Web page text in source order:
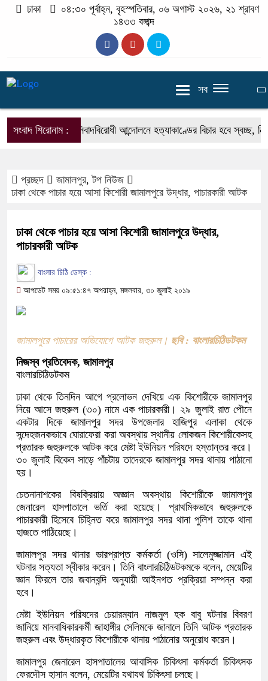
ঢাকা
০৪:৩০ পূর্বাহ্ন, বৃহস্পতিবার, ০৬ অগাস্ট ২০২৬, ২১ শ্রাবণ
১৪৩৩ বঙ্গাব্দ
সব
সংবাদ শিরোনাম :ফ্যাসিবাদবিরোধী আন্দোলনে হত্যাকাণ্ডের বিচার হবে স্বচ্ছ,
প্রচ্ছদ জামালপুর,টপ নিউজ
ঢাকা থেকে পাচার হয়ে আসা কিশোরী জামালপুরে উদ্ধার, পাচারকারী আটক
ঢাকা থেকে পাচার হয়ে আসা কিশোরী জামালপুরে উদ্ধার,
পাচারকারী আটক
বাংলার চিঠি ডেস্ক :
আপডেট সময় ০৯:৫১:৪৭ অপরাহ্ন, মঙ্গলবার, ৩০ জুলাই ২০১৯
জামালপুরে পাচারের অভিযোগে আটক জহুরুল। ছবি : বাংলারচিঠিডটকম
নিজস্ব প্রতিবেদক, জামালপুর
বাংলারচিঠিডটকম
ঢাকা থেকে তিনদিন আগে প্রলোভন দেখিয়ে এক কিশোরীকে জামালপুর
নিয়ে আসে জহুরুল (৩০) নামে এক পাচারকারী। ২৯ জুলাই রাত পৌনে
একটার দিকে জামালপুর সদর উপজেলার হাজিপুর এলাকা থেকে
সন্দেহজনকভাবে ঘোরাফেরা করা অবস্থায় স্থানীয় লোকজন কিশোরীকেসহ
প্রতারক জহুরুলকে আটক করে মেষ্টা ইউনিয়ন পরিষদে হস্তান্তর করে।
৩০ জুলাই বিকেল সাড়ে পাঁচটায় তাদেরকে জামালপুর সদর থানায় পাঠানো
হয়।
চেতনানাশকের বিষক্রিয়ায় অজ্ঞান অবস্থায় কিশোরীকে জামালপুর
জেনারেল হাসপাতালে ভর্তি করা হয়েছে। প্রাথমিকভাবে জহুরুলকে
পাচারকারী হিসেবে চিহ্নিত করে জামালপুর সদর থানা পুলিশ তাকে থানা
হাজতে পাঠিয়েছে।
জামালপুর সদর থানার ভারপ্রাপ্ত কর্মকর্তা (ওসি) সালেমুজ্জামান এই
ঘটনার সত্যতা স্বীকার করেন। তিনি বাংলারচিঠিডটকমকে বলেন, মেয়েটির
জ্ঞান ফিরলে তার জবানবন্দি অনুযায়ী আইনগত প্রক্রিয়া সম্পন্ন করা
হবে।
মেষ্টা ইউনিয়ন পরিষদের চেয়ারম্যান নাজমুল হক বাবু ঘটনার বিবরণ
জানিয়ে মানবাধিকারকর্মী জাহাঙ্গীর সেলিমকে জানালে তিনি আটক প্রতারক
জহুরুল এবং উদ্ধারকৃত কিশোরীকে থানায় পাঠানোর অনুরোধ করেন।
জামালপুর জেনারেল হাসপাতালের আবাসিক চিকিৎসা কর্মকর্তা চিকিৎসক
ফেরদৌস হাসান বলেন, মেয়েটির যথাযথ চিকিৎসা চলছে।